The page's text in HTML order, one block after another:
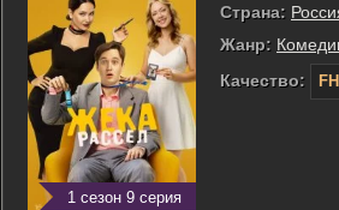
1 сезон 9 серия
Страна:
Жанр:
Качество: